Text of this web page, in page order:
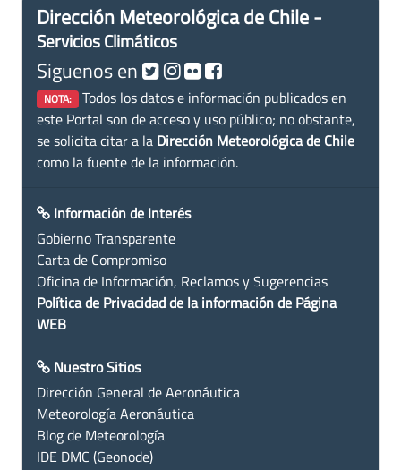
Dirección Meteorológica de Chile -
Servicios Climáticos
Siguenos en
NOTA: Todos los datos e información publicados en
este Portal son de acceso y uso público; no obstante,
se solicita citar a la Dirección Meteorológica de Chile
como la fuente de la información.
Información de Interés
Gobierno Transparente
Carta de Compromiso
Oficina de Información, Reclamos y Sugerencias
Política de Privacidad de la información de Página
WEB
Nuestro Sitios
Dirección General de Aeronáutica
Meteorología Aeronáutica
Blog de Meteorología
IDE DMC (Geonode)